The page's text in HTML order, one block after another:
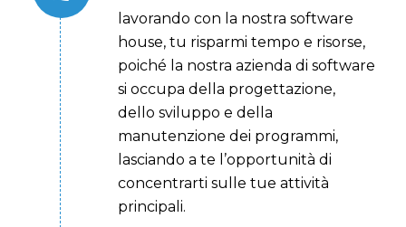
lavorando con la nostra software
house, tu risparmi tempo e risorse,
poiché la nostra azienda di software
si occupa della progettazione,
dello sviluppo e della
manutenzione dei programmi,
lasciando a te l’opportunità di
concentrarti sulle tue attività
principali.